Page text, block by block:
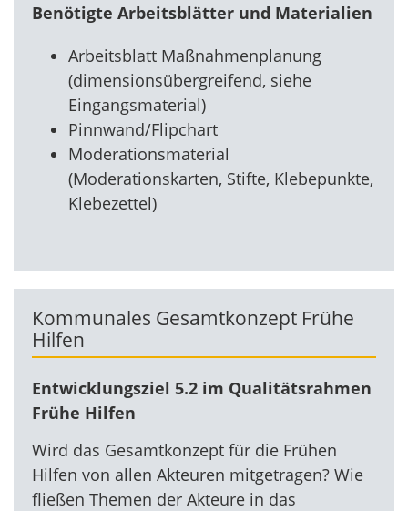
Benötigte Arbeitsblätter und Materialien
Arbeitsblatt Maßnahmenplanung
(dimensionsübergreifend, siehe
Eingangsmaterial)
Pinnwand/Flipchart
Moderationsmaterial
(Moderationskarten, Stifte, Klebepunkte,
Klebezettel)
Kommunales Gesamtkonzept Frühe
Hilfen
Entwicklungsziel 5.2 im Qualitätsrahmen
Frühe Hilfen
Wird das Gesamtkonzept für die Frühen
Hilfen von allen Akteuren mitgetragen? Wie
fließen Themen der Akteure in das